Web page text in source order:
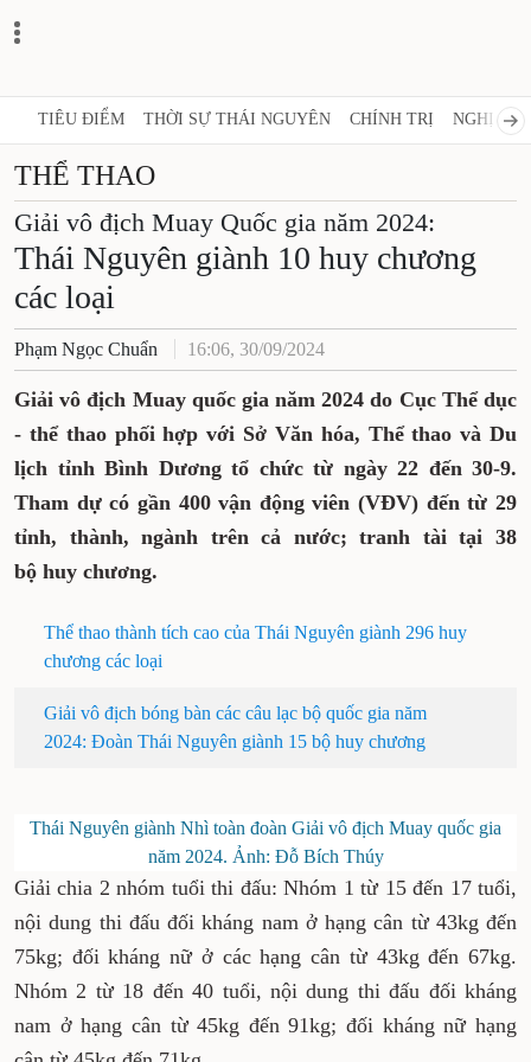
TIÊU ĐIỂM THỜI SỰ THÁI NGUYÊN CHÍNH TRỊ NGHỊ
THỂ THAO
Giải vô địch Muay Quốc gia năm 2024:
Thái Nguyên giành 10 huy
chương các loại
Phạm Ngọc Chuẩn 16:06, 30/09/2024
Giải vô địch Muay quốc gia năm 2024 do Cục
Thể dục - thể thao phối hợp với Sở Văn hóa,
Thể thao và Du lịch tỉnh Bình Dương tổ
chức từ ngày 22 đến 30-9. Tham dự có gần
400 vận động viên (VĐV) đến từ 29 tỉnh,
thành, ngành trên cả nước; tranh tài tại 38
Thể thao thành tích cao của Thái Nguyên giành
Giải vô địch bóng bàn các câu lạc bộ quốc gia năm
Thái Nguyên giành Nhì toàn đoàn Giải vô địch Muay
quốc gia năm 2024. Ảnh: Đỗ Bích Thúy
Giải chia 2 nhóm tuổi thi đấu: Nhóm 1 từ 15 đến
17 tuổi, nội dung thi đấu đối kháng nam ở hạng
cân từ 43kg đến 75kg; đối kháng nữ ở các hạng
cân từ 43kg đến 67kg. Nhóm 2 từ 18 đến 40